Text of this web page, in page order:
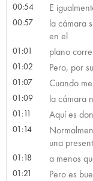
00:54 E
00:57
la cámara
en el
01:01 plano
01:02 Pero, por
01:07 Cuando
01:09 la cámara
01:11 Aquí es
01:14
una
01:18 a menos
01:21 Pero es